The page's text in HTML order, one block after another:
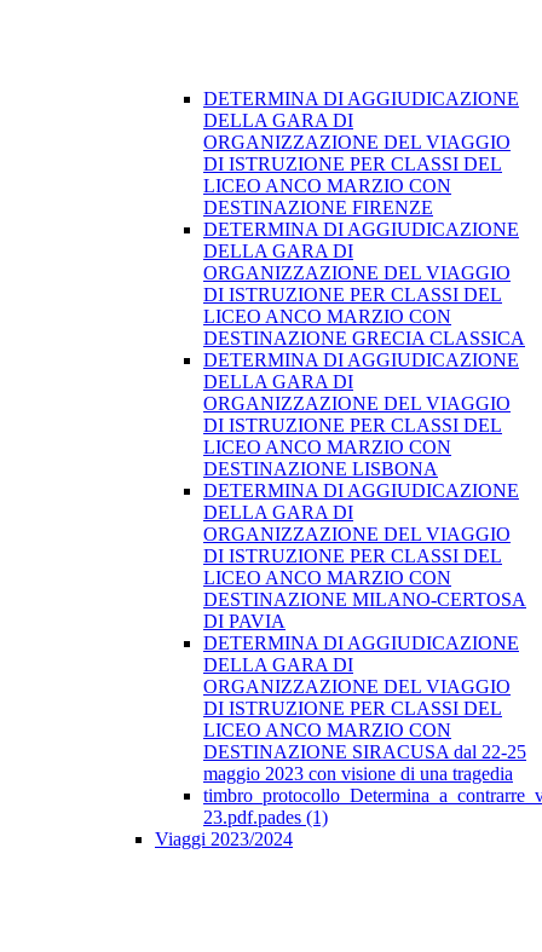
DETERMINA DI AGGIUDICAZIONE
DELLA GARA DI
ORGANIZZAZIONE DEL VIAGGIO
DI ISTRUZIONE PER CLASSI DEL
LICEO ANCO MARZIO CON
DESTINAZIONE FIRENZE
DETERMINA DI AGGIUDICAZIONE
DELLA GARA DI
ORGANIZZAZIONE DEL VIAGGIO
DI ISTRUZIONE PER CLASSI DEL
LICEO ANCO MARZIO CON
DESTINAZIONE GRECIA CLASSICA
DETERMINA DI AGGIUDICAZIONE
DELLA GARA DI
ORGANIZZAZIONE DEL VIAGGIO
DI ISTRUZIONE PER CLASSI DEL
LICEO ANCO MARZIO CON
DESTINAZIONE LISBONA
DETERMINA DI AGGIUDICAZIONE
DELLA GARA DI
ORGANIZZAZIONE DEL VIAGGIO
DI ISTRUZIONE PER CLASSI DEL
LICEO ANCO MARZIO CON
DESTINAZIONE MILANO-CERTOSA
DI PAVIA
DETERMINA DI AGGIUDICAZIONE
DELLA GARA DI
ORGANIZZAZIONE DEL VIAGGIO
DI ISTRUZIONE PER CLASSI DEL
LICEO ANCO MARZIO CON
DESTINAZIONE SIRACUSA dal 22-25
maggio 2023 con visione di una tragedia
23.pdf.pades (1)
Viaggi 2023/2024